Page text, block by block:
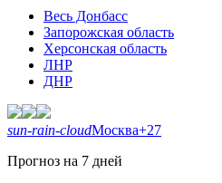
Весь Донбасс
Запорожская область
Херсонская область
ЛНР
ДНР
sun-rain-cloudМосква+27
Прогноз на 7 дней